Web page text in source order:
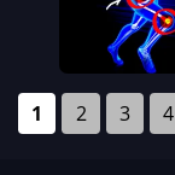
1 2 3 4